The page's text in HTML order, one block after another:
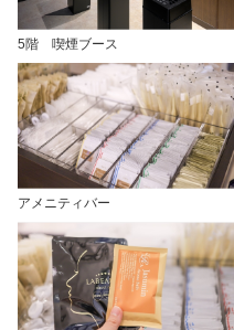
5階 喫煙ブース
アメニティバー